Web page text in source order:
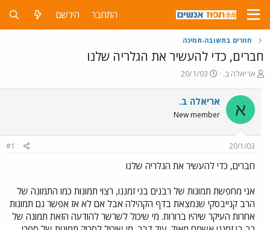
התחבר הירשם
חוזרים בתשובה-תמיכה
חברים, כדי להעשיר את הגלריה שלנו
פ
ח
ה
ו
ש
אריאלה ב.
פ
ס
ם
ת
י
20/1/03
א אריאלה ב.
New member
20/1/03
#1
חברים, כדי להעשיר את הגלריה שלנו
אני מחפשת תמונות של רבנים בני זמננו, רצוי תמונות כמו התמונה של
הרב קנייבסקי שנמצאת בדף הקהילה אבל אם לא אז אפשר גם תמונות
אחרות העיקר שיהיו ברורות. מי שיכול לשרשר להודעה הזאת תמונה של